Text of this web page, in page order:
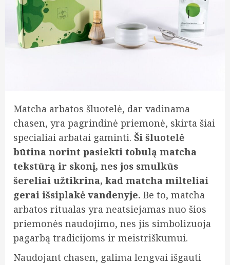
Matcha arbatos šluotelė, dar vadinama
chasen, yra pagrindinė priemonė, skirta šiai
specialiai arbatai gaminti. Ši šluotelė
būtina norint pasiekti tobulą matcha
tekstūrą ir skonį, nes jos smulkūs
šereliai užtikrina, kad matcha milteliai
gerai išsiplakė vandenyje. Be to, matcha
arbatos ritualas yra neatsiejamas nuo šios
priemonės naudojimo, nes jis simbolizuoja
pagarbą tradicijoms ir meistriškumui.
Naudojant chasen, galima lengvai išgauti